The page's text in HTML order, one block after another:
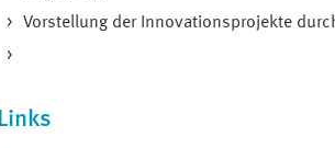
Vorstellung der Innovationsprojekte
Links